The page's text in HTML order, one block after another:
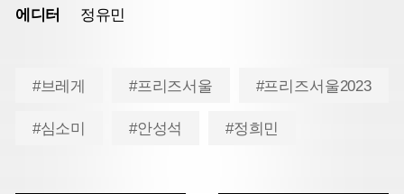
에디터 정유민
#브레게 #프리즈서울 #프리즈서울2023
#심소미 #안성석 #정희민